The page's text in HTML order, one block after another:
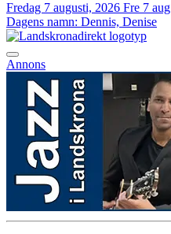
Fredag 7 augusti, 2026 Fre 7 aug
Dagens namn: Dennis, Denise
Annons